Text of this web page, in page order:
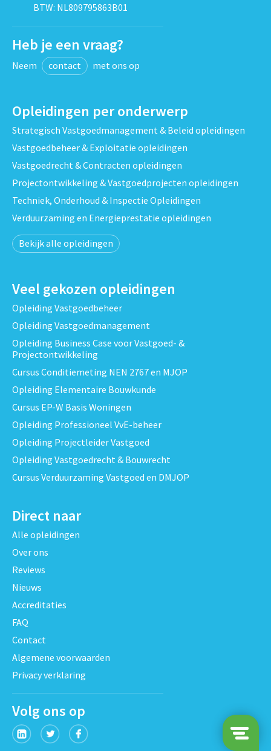
BTW: NL809795863B01
Heb je een vraag?
Neem contact met ons op
Opleidingen per onderwerp
Strategisch Vastgoedmanagement & Beleid opleidingen
Vastgoedbeheer & Exploitatie opleidingen
Vastgoedrecht & Contracten opleidingen
Projectontwikkeling & Vastgoedprojecten opleidingen
Techniek, Onderhoud & Inspectie Opleidingen
Verduurzaming en Energieprestatie opleidingen
Bekijk alle opleidingen
Veel gekozen opleidingen
Opleiding Vastgoedbeheer
Opleiding Vastgoedmanagement
Opleiding Business Case voor Vastgoed- &
Projectontwikkeling
Cursus Conditiemeting NEN 2767 en MJOP
Opleiding Elementaire Bouwkunde
Cursus EP-W Basis Woningen
Opleiding Professioneel VvE-beheer
Opleiding Projectleider Vastgoed
Opleiding Vastgoedrecht & Bouwrecht
Cursus Verduurzaming Vastgoed en DMJOP
Direct naar
Alle opleidingen
Over ons
Reviews
Nieuws
Accreditaties
FAQ
Contact
Algemene voorwaarden
Privacy verklaring
Volg ons op